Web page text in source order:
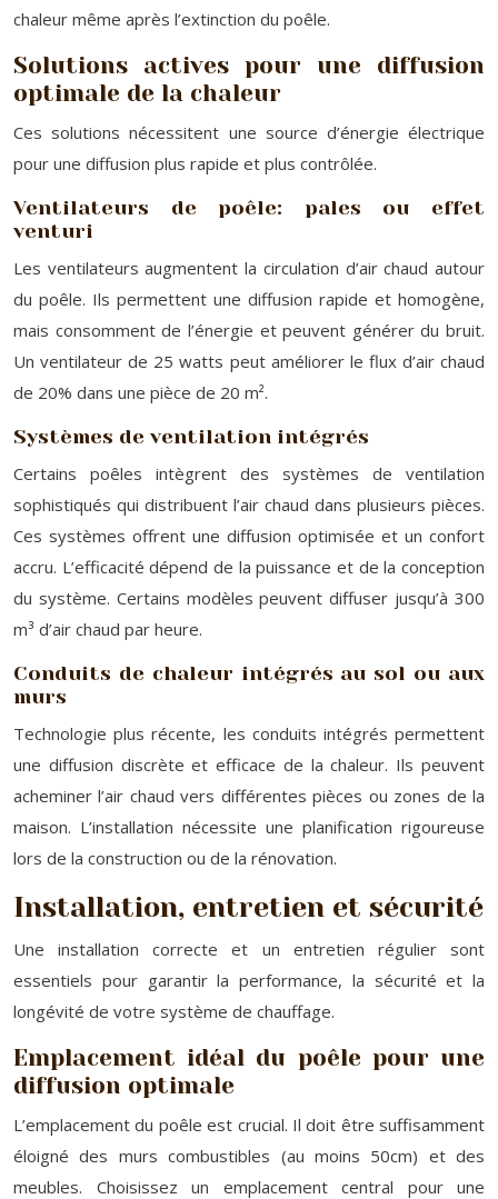
chaleur même après l’extinction du poêle.
Solutions actives pour une diffusion
optimale de la chaleur
Ces solutions nécessitent une source d’énergie électrique
pour une diffusion plus rapide et plus contrôlée.
Ventilateurs de poêle: pales ou effet
venturi
Les ventilateurs augmentent la circulation d’air chaud autour
du poêle. Ils permettent une diffusion rapide et homogène,
mais consomment de l’énergie et peuvent générer du bruit.
Un ventilateur de 25 watts peut améliorer le flux d’air chaud
de 20% dans une pièce de 20 m².
Systèmes de ventilation intégrés
Certains poêles intègrent des systèmes de ventilation
sophistiqués qui distribuent l’air chaud dans plusieurs pièces.
Ces systèmes offrent une diffusion optimisée et un confort
accru. L’efficacité dépend de la puissance et de la conception
du système. Certains modèles peuvent diffuser jusqu’à 300
m³ d’air chaud par heure.
Conduits de chaleur intégrés au sol ou aux
murs
Technologie plus récente, les conduits intégrés permettent
une diffusion discrète et efficace de la chaleur. Ils peuvent
acheminer l’air chaud vers différentes pièces ou zones de la
maison. L’installation nécessite une planification rigoureuse
lors de la construction ou de la rénovation.
Installation, entretien et sécurité
Une installation correcte et un entretien régulier sont
essentiels pour garantir la performance, la sécurité et la
longévité de votre système de chauffage.
Emplacement idéal du poêle pour une
diffusion optimale
L’emplacement du poêle est crucial. Il doit être suffisamment
éloigné des murs combustibles (au moins 50cm) et des
meubles. Choisissez un emplacement central pour une